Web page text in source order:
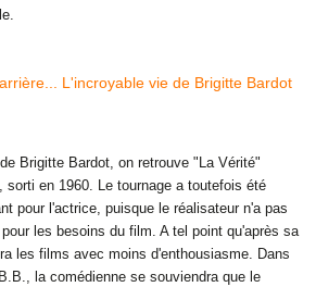
Brigitte Bardot, on retrouve "La Vérité"
sorti en 1960. Le tournage a toutefois été
pour l'actrice, puisque le réalisateur n'a pas
les besoins du film. A tel point qu'après sa
les films avec moins d'enthousiasme. Dans
la comédienne se souviendra que le